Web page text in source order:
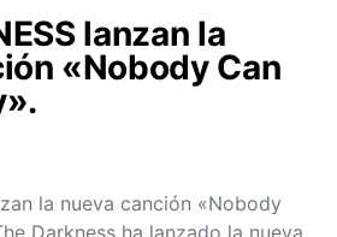
lanzan la
«Nobody Can
la nueva canción «Nobody